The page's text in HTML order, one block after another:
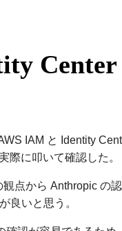
IAM と Identity
際に叩いて確認した。
点から Anthropic の
良いと思う。